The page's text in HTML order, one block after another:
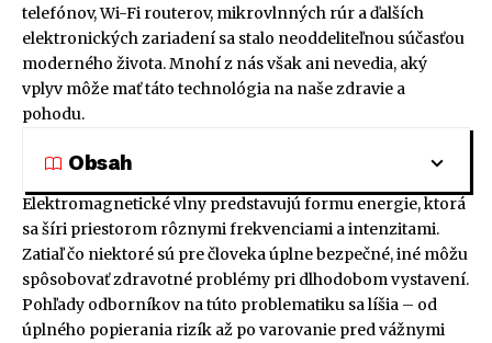
telefónov, Wi-Fi routerov, mikrovlnných rúr a ďalších
elektronických zariadení sa stalo neoddeliteľnou súčasťou
moderného života. Mnohí z nás však ani nevedia, aký
vplyv môže mať táto technológia na naše zdravie a
pohodu.
Obsah
Elektromagnetické vlny predstavujú formu energie, ktorá
sa šíri priestorom rôznymi frekvenciami a intenzitami.
Zatiaľ čo niektoré sú pre človeka úplne bezpečné, iné môžu
spôsobovať zdravotné problémy pri dlhodobom vystavení.
Pohľady odborníkov na túto problematiku sa líšia – od
úplného popierania rizík až po varovanie pred vážnymi